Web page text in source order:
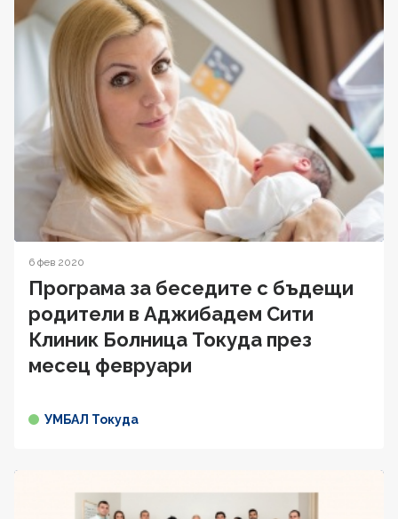
6 фев 2020
Програма за беседите с бъдещи
родители в Аджибадем Сити
Клиник Болница Токуда през
месец февруари
УМБАЛ Токуда